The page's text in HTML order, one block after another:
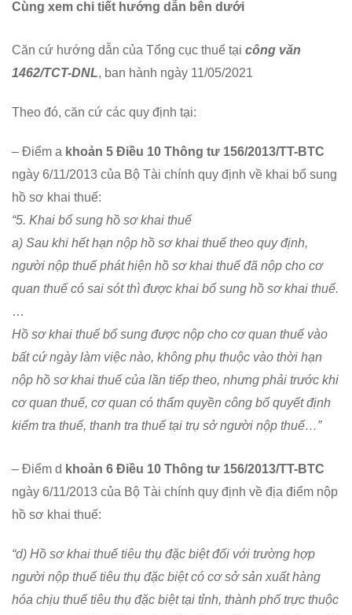
Cùng xem chi tiết hướng dẫn bên dưới
Căn cứ hướng dẫn của Tổng cục thuế tại công văn
1462/TCT-DNL, ban hành ngày 11/05/2021
Theo đó, căn cứ các quy định tại:
– Điểm a khoản 5 Điều 10 Thông tư 156/2013/TT-BTC
ngày 6/11/2013 của Bộ Tài chính quy định về khai bổ sung
hồ sơ khai thuế:
“5. Khai bổ sung hồ sơ khai thuế
a) Sau khi hết hạn nộp hồ sơ khai thuế theo quy định,
người nộp thuế phát hiện hồ sơ khai thuế đã nộp cho cơ
quan thuế có sai sót thì được khai bổ sung hồ sơ khai thuế.
…
Hồ sơ khai thuế bổ sung được nộp cho cơ quan thuế vào
bất cứ ngày làm việc nào, không phụ thuộc vào thời hạn
nộp hồ sơ khai thuế của lần tiếp theo, nhưng phải trước khi
cơ quan thuế, cơ quan có thẩm quyền công bố quyết định
kiểm tra thuế, thanh tra thuế tại trụ sở người nộp thuế…”
– Điểm d khoản 6 Điều 10 Thông tư 156/2013/TT-BTC
ngày 6/11/2013 của Bộ Tài chính quy định về địa điểm nộp
hồ sơ khai thuế:
“d) Hồ sơ khai thuế tiêu thụ đặc biệt đối với trường hợp
người nộp thuế tiêu thụ đặc biệt có cơ sở sản xuất hàng
hóa chịu thuế tiêu thụ đặc biệt tại tỉnh, thành phố trực thuộc